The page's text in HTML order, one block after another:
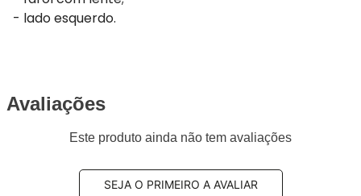
- lado esquerdo.
Avaliações
Este produto ainda não tem avaliações
SEJA O PRIMEIRO A AVALIAR